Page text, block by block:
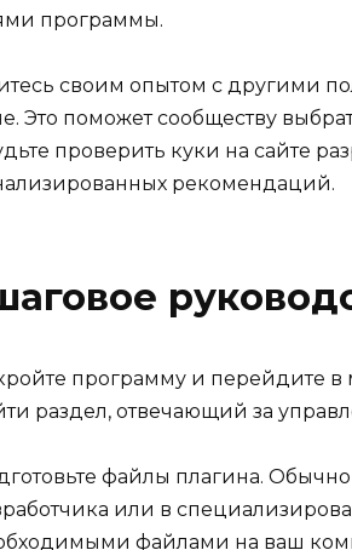
программы.
своим опытом с другими
Это поможет сообществу
проверить куки на сайте
рекомендаций.
программу и перейдите в
раздел, отвечающий за
файлы плагина.
или в
файлами на ваш